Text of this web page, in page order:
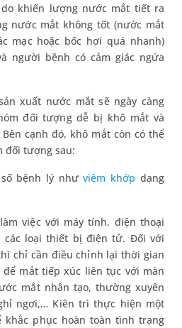
khiến lượng nước mắt tiết ra
nước mắt không tốt (nước mắt
mạc hoặc bốc hơi quá nhanh)
người bệnh có cảm giác ngứa
xuất nước mắt sẽ ngày càng
đối tượng dễ bị khô mắt và
cạnh đó, khô mắt còn có thể
đối tượng sau:
số bệnh lý nhưviêm khớp dạng
việc với máy tính, điện thoại
các loại thiết bị điện tử. Đối với
chỉ cần điều chỉnh lại thời gian
mắt tiếp xúc liên tục với màn
mắt nhân tạo, thường xuyên
ngơi,… Kiên trì thực hiện một
khắc phục hoàn toàn tình trạng